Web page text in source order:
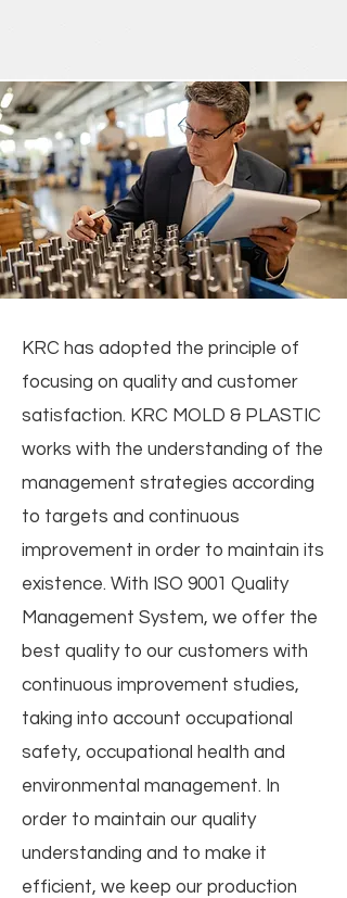
KRC has adopted the principle of
focusing on quality and customer
satisfaction. KRC MOLD & PLASTIC
works with the understanding of the
management strategies according
to targets and continuous
improvement in order to maintain its
existence. With ISO 9001 Quality
Management System, we offer the
best quality to our customers with
continuous improvement studies,
taking into account occupational
safety, occupational health and
environmental management. In
order to maintain our quality
understanding and to make it
efficient, we keep our production